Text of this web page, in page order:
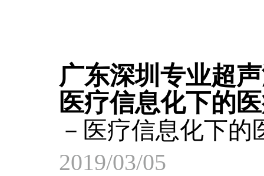
广东深圳专业超
医疗信息化下的
－医疗信息化下
2019/03/05